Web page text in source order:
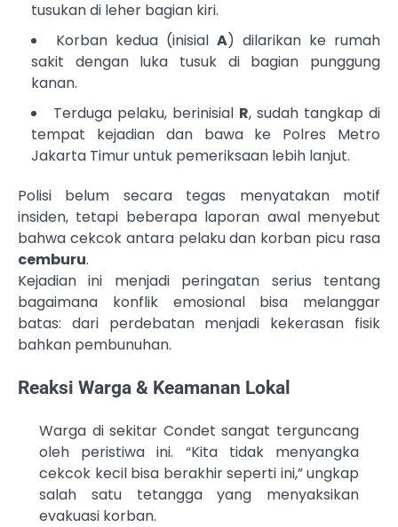
tusukan di leher bagian kiri.
Korban kedua (inisial A) dilarikan ke rumah
sakit dengan luka tusuk di bagian punggung
kanan.
Terduga pelaku, berinisial R, sudah tangkap di
tempat kejadian dan bawa ke Polres Metro
Jakarta Timur untuk pemeriksaan lebih lanjut.
Polisi belum secara tegas menyatakan motif
insiden, tetapi beberapa laporan awal menyebut
bahwa cekcok antara pelaku dan korban picu rasa
cemburu.
Kejadian ini menjadi peringatan serius tentang
bagaimana konflik emosional bisa melanggar
batas: dari perdebatan menjadi kekerasan fisik
bahkan pembunuhan.
Reaksi Warga & Keamanan Lokal
Warga di sekitar Condet sangat terguncang
oleh peristiwa ini. “Kita tidak menyangka
cekcok kecil bisa berakhir seperti ini,” ungkap
salah satu tetangga yang menyaksikan
evakuasi korban.